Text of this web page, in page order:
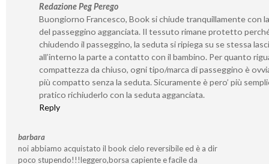
Redazione Peg Perego
Buongiorno Francesco, Book si chiude tranquillamente con
del passeggino agganciata. Il tessuto rimane protetto
chiudendo il passeggino, la seduta si ripiega su se stessa
all’interno la parte a contatto con il bambino. Per quanto
compattezza da chiuso, ogni tipo/marca di passeggino è
più compatto senza la seduta. Sicuramente è pero’ più
pratico richiuderlo con la seduta agganciata.
Reply
barbara
noi abbiamo acquistato il book cielo reversibile ed è a dir
poco stupendo!!!leggero,borsa capiente e facile da